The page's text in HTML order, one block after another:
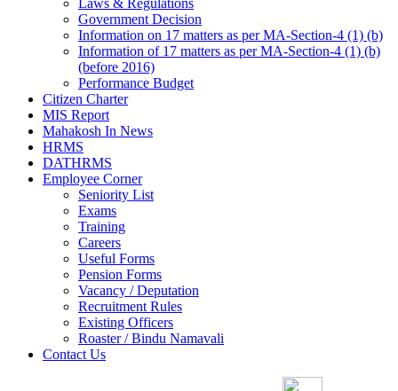
Laws & Regulations
Government Decision
Information on 17 matters as per MA-Section-4 (1) (b)
Information of 17 matters as per MA-Section-4 (1) (b)
(before 2016)
Performance Budget
Citizen Charter
MIS Report
Mahakosh In News
HRMS
DATHRMS
Employee Corner
Seniority List
Exams
Training
Careers
Useful Forms
Pension Forms
Vacancy / Deputation
Recruitment Rules
Existing Officers
Roaster / Bindu Namavali
Contact Us